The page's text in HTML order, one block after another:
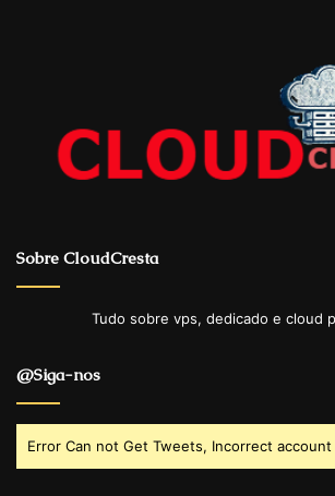
Sobre CloudCresta
Tudo sobre vps, dedicado e cloud
@Siga-nos
Error Can not Get Tweets, Incorrect